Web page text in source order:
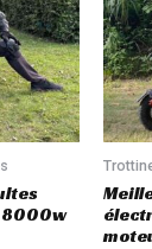
8000w